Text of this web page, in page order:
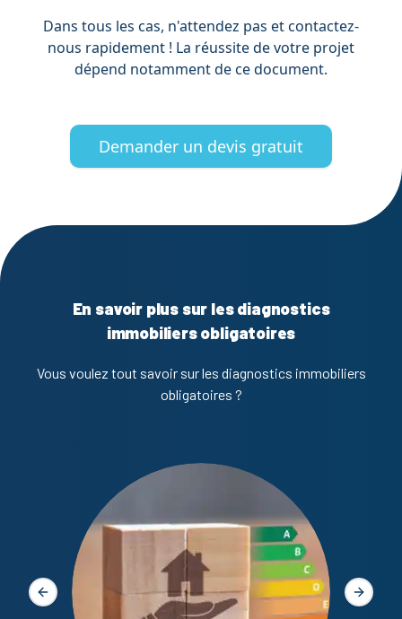
Dans tous les cas, n'attendez pas et contactez-
nous rapidement ! La réussite de votre projet
dépend notamment de ce document.
Demander un devis gratuit
En savoir plus sur les diagnostics
immobiliers obligatoires
Vous voulez tout savoir sur les diagnostics immobiliers
obligatoires ?
Slide précédente Slide